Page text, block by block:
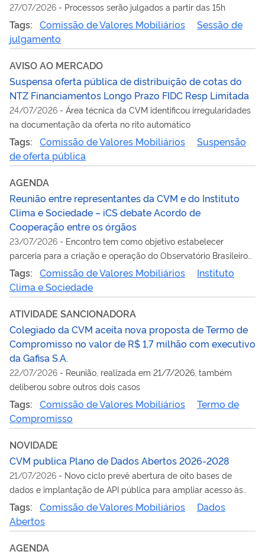
27/07/2026 - Processos serão julgados a partir das 15h
Tags: Comissão de Valores Mobiliários
Sessão de
julgamento
AVISO AO MERCADO
Suspensa oferta pública de distribuição de cotas do
NTZ Financiamentos Longo Prazo FIDC Resp Limitada
24/07/2026 - Área técnica da CVM identificou irregularidades
na documentação da oferta no rito automático
Tags: Comissão de Valores Mobiliários
Suspensão
de oferta pública
AGENDA
Reunião entre representantes da CVM e do Instituto
Clima e Sociedade – iCS debate Acordo de
Cooperação entre os órgãos
23/07/2026 - Encontro tem como objetivo estabelecer
parceria para a criação e operação do Observatório Brasileiro
dos Mercados de Carbono (OBCarbono)
Tags: Comissão de Valores Mobiliários
Instituto
Clima e Sociedade
ATIVIDADE SANCIONADORA
Colegiado da CVM aceita nova proposta de Termo de
Compromisso no valor de R$ 1,7 milhão com executivo
da Gafisa S.A.
22/07/2026 - Reunião, realizada em 21/7/2026, também
deliberou sobre outros dois casos
Tags: Comissão de Valores Mobiliários
Termo de
Compromisso
NOVIDADE
CVM publica Plano de Dados Abertos 2026-2028
21/07/2026 - Novo ciclo prevê abertura de oito bases de
dados e implantação de API pública para ampliar acesso às
informações da Autarquia
Tags: Comissão de Valores Mobiliários
Dados
Abertos
AGENDA